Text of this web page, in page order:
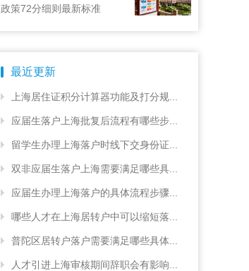
政策72分细则最新标准
最近更新
上海居住证积分计算器功能及打分规...
应届生落户上海批复后流程有哪些步...
留学生办理上海落户时线下交身份证...
双非应届生落户上海需要满足哪些具...
应届生办理上海落户的具体流程步骤...
哪些人才在上海居转户中可以缩短落...
普陀区居转户落户需要满足哪些具体...
人才引进上海审核期间辞职会有影响...